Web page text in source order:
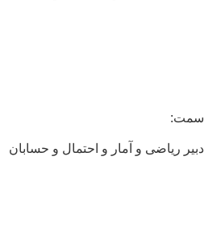
ریاضی و آمار و احتمال و حسابان